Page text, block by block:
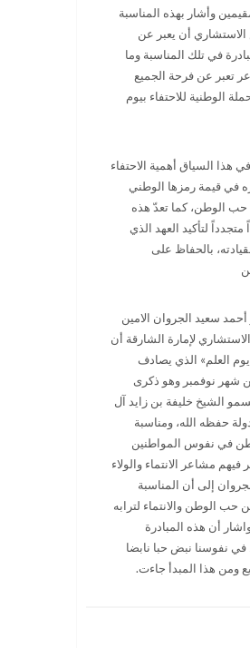
وأشار بهذه المناسبة
أن يعبر عن
في تلك المناسبة وما
تعبر عن فرحة الجميع
الوطنية للاحتفاء بيوم
هذا السياق أهمية الاحتفاء
في قيمة رمزها الوطني
الوطن، كما تعدّ هذه
لتأكيد العهد الذي
بالحفاظ على
سعيد الجروان الامين
لإمارة الشارقة أن
العلم» الذي يصادف
شهر نوفمبر وهو ذكرى
الشيخ خليفة بن زايد آل
حفظه الله، ومناسبة
في نفوس المواطنين
فيهم مشاعر الانتماء والولاء
إلى أن المناسبة
حب الوطن والانتماء لترابه
واشار أن هذه المبادرة
نفوسنا نبض حبا نابضا
ومن هذا المبدأ جاءت.